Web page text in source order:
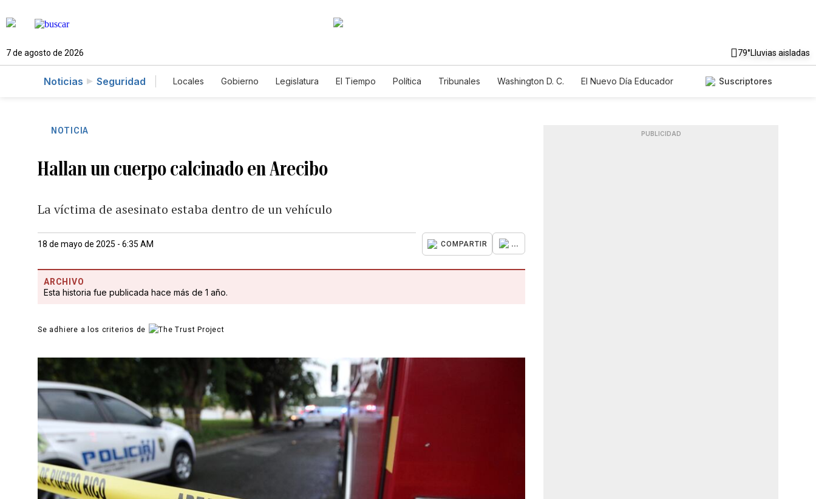
7 de agosto de 2026 79°Lluvias aisladas
Noticias Seguridad Locales Gobierno Legislatura El Tiempo Política Tribunales Washington D. C.
El Nuevo Día Educador
Suscriptores
NOTICIA
Hallan un cuerpo calcinado en Arecibo
La víctima de asesinato estaba dentro de un vehículo
18 de mayo de 2025 - 6:35 AM COMPARTIR ...
ARCHIVO
Esta historia fue publicada hace más de 1 año.
Se adhiere a los criterios de
PUBLICIDAD